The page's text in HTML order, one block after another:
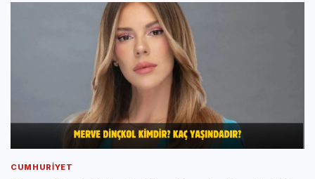
CUMHURIYET